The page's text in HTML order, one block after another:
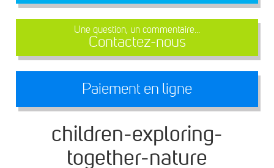
Une question, un commentaire...
Contactez-nous
Paiement en ligne
children-exploring-
together-nature